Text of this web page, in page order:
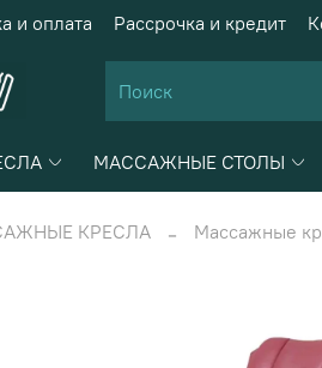
и оплата Рассрочка и кредит
МАССАЖНЫЕ СТОЛЫ
КРЕСЛА Массажные